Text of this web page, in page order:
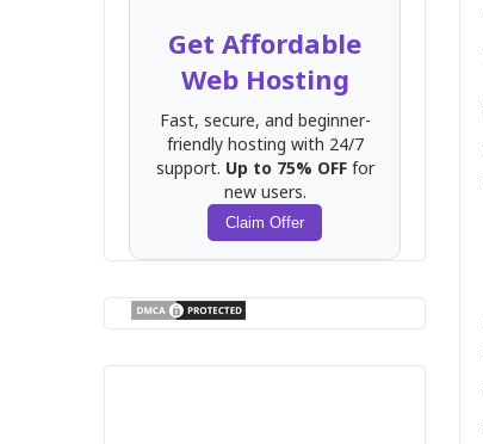
Get Affordable
Web Hosting
Fast, secure, and beginner-
friendly hosting with 24/7
support. Up to 75% OFFfor
new users.
Claim Offer